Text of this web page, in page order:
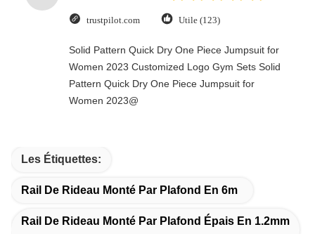
trustpilot.com Utile (123)
Solid Pattern Quick Dry One Piece Jumpsuit for
Women 2023 Customized Logo Gym Sets Solid
Pattern Quick Dry One Piece Jumpsuit for
Women 2023@
Les Étiquettes:
Rail De Rideau Monté Par Plafond En 6m
Rail De Rideau Monté Par Plafond Épais En 1.2mm